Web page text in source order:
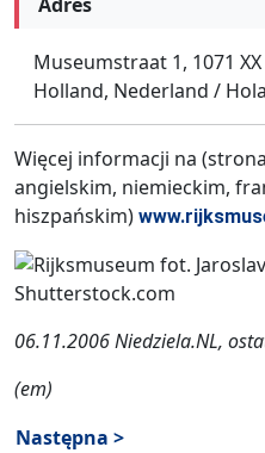
Adres
Museumstraat 1, 1071
Holland, Nederland /
Więcej informacji na
angielskim, niemieckim,
hiszpańskim)
06.11.2006 Niedziela.NL,
(em)
Następna >